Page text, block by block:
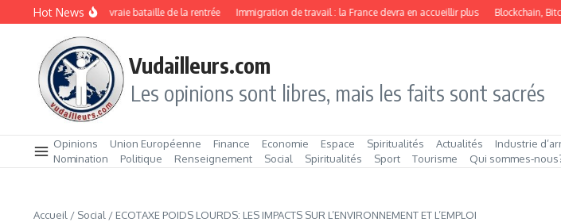
Aller au contenu
Hot News
ou Click & Collect : la vraie bataille de la rentrée Immigration de travail : la France devra en accueillir plus Blockchain,
Vudailleurs.com
Les opinions sont libres, mais les faits sont sacrés
Opinions Union Européenne Finance Economie Espace Spiritualités Actualités Industrie
Nomination
Politique Renseignement Social Spiritualités Sport Tourisme Qui
Accueil / Social / ECOTAXE POIDS LOURDS: LES IMPACTS SUR L’ENVIRONNEMENT ET L’EMPLOI